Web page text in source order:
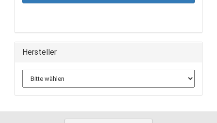
Hersteller